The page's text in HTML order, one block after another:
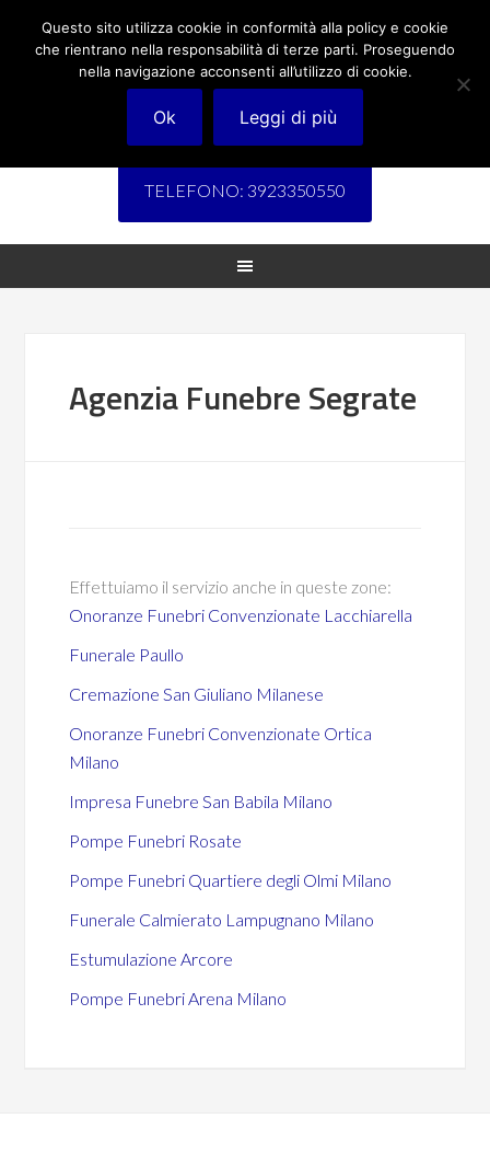
TELEFONO: 3923350550
Agenzia Funebre Segrate
Effettuiamo il servizio anche in queste zone:
Onoranze Funebri Convenzionate Lacchiarella
Funerale Paullo
Cremazione San Giuliano Milanese
Onoranze Funebri Convenzionate Ortica
Milano
Impresa Funebre San Babila Milano
Pompe Funebri Rosate
Pompe Funebri Quartiere degli Olmi Milano
Funerale Calmierato Lampugnano Milano
Estumulazione Arcore
Pompe Funebri Arena Milano
Questo sito utilizza cookie in conformità alla policy e cookie
che rientrano nella responsabilità di terze parti. Proseguendo
nella navigazione acconsenti all’utilizzo di cookie.
Ok Leggi di più